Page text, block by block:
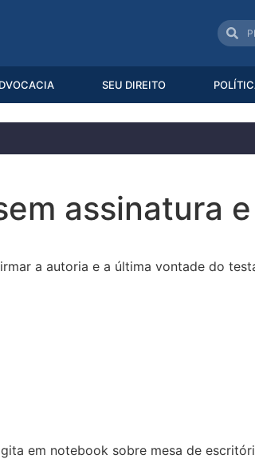
SEU DIREITO
assinatura
a autoria e a última vontade do